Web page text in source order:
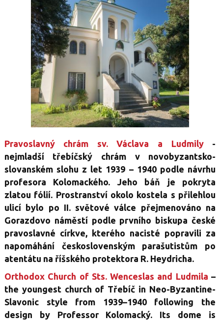
Pravoslavný chrám sv. Václava a Ludmily-
nejmladší třebíčský chrám v novobyzantsko-
slovanském slohu z let 1939 – 1940 podle návrhu
profesora Kolomackého. Jeho báň je pokryta
zlatou fólií. Prostranství okolo kostela s přilehlou
ulicí bylo po II. světové válce přejmenováno na
Gorazdovo náměstí podle prvního biskupa české
pravoslavné církve, kterého nacisté popravili za
napomáhání československým parašutistům po
atentátu na říšského protektora R. Heydricha.
Orthodox Church of Sts. Wenceslas and Ludmila –
the youngest church of Třebíč in Neo-Byzantine-
Slavonic style from 1939–1940 following the
design by Professor Kolomacký. Its dome is